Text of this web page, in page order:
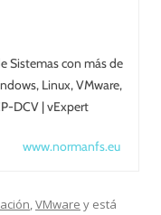
Sistemas con más de
Linux, VMware,
DCV | vExpert
www.normanfs.eu
,VMware y está